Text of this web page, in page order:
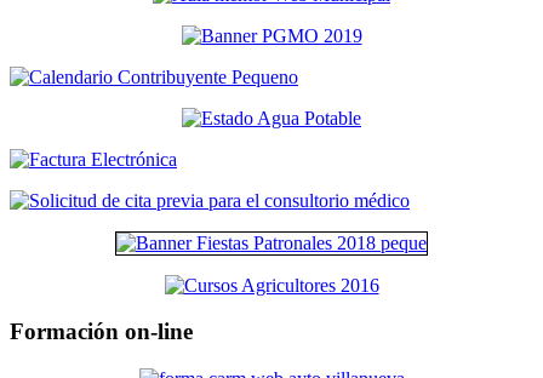
Formación on-line